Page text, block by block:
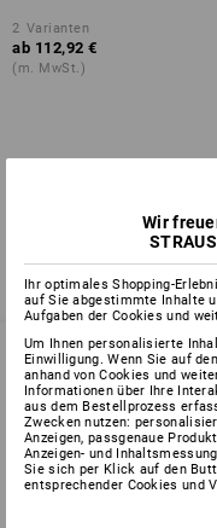
2 Varianten
ab 112,92 €
(m. MwSt.)
SERVICE
Wir
Ihr optimales Shopping-
auf Sie abgestimmte Inhalte
Aufgaben der Cookies und
Um Ihnen personalisierte
Einwilligung. Wenn Sie auf
anhand von Cookies und
Informationen über Ihre
aus dem Bestellprozess
Zwecken nutzen:
Anzeigen, passgenaue
Anzeigen- und
Sie sich per Klick auf den
entsprechender Cookies und